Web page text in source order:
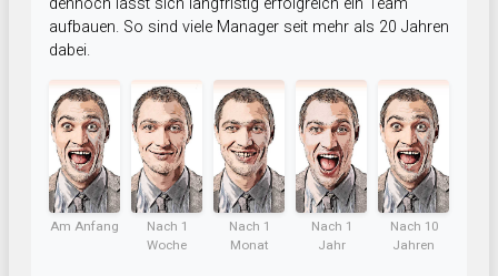
dennoch lässt sich langfristig erfolgreich ein Team
aufbauen. So sind viele Manager seit mehr als 20 Jahren
dabei.
Am Anfang
Nach 1
Woche
Nach 1
Monat
Nach 1
Jahr
Nach 10
Jahren